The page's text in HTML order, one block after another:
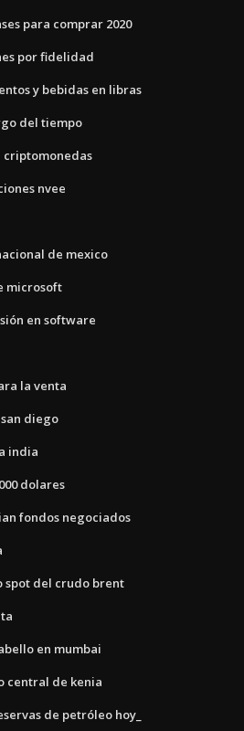
para comprar 2020
por fidelidad
y bebidas en libras
del tiempo
criptomonedas
nvee
de mexico
microsoft
en software
la venta
diego
india
dolares
fondos negociados
spot del crudo brent
en mumbai
central de kenia
de petróleo hoy_